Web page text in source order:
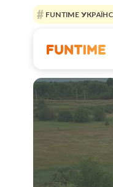
FUNTIME